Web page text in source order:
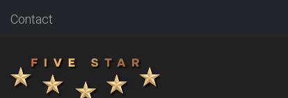
Contact